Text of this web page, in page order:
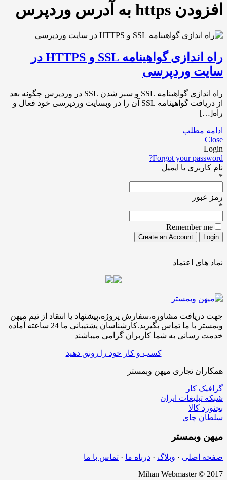
افزودن https به آدرس وردپرس
راه اندازی گواهینامه SSL و HTTPS در
سایت وردپرسی
راه اندازی گواهینامه SSL و سبز شدن SSL در وردپرس چگونه بعد
از دریافت گواهینامه SSL آن را در وبسایت وردپرسی خود فعال و
راه[…]
ادامه مطلب
Close
Login
Forgot your password?
نام کاربری یا ایمیل
*
رمز عبور
*
Remember me
نماد های اعتماد
جهت دریافت مشاوره،سفارش پروژه،پیشنهاد یا انتقاد از تیم میهن
وبمستر با ما تماس بگیرید.کارشناسان پشتیبانی ما 24 ساعته آماده
خدمت رسانی به شما کاربران گرامی میباشند
کسب و کار خود را رونق دهید
همکاران تجاری میهن وبمستر
گرافیک کار
شبکه تبلیغات ایران
بجنورد کالا
سلطان چای
میهن وبمستر
صفحه اصلی · وبلاگ · درباه ما · تماس با ما
Mihan Webmaster © 2017